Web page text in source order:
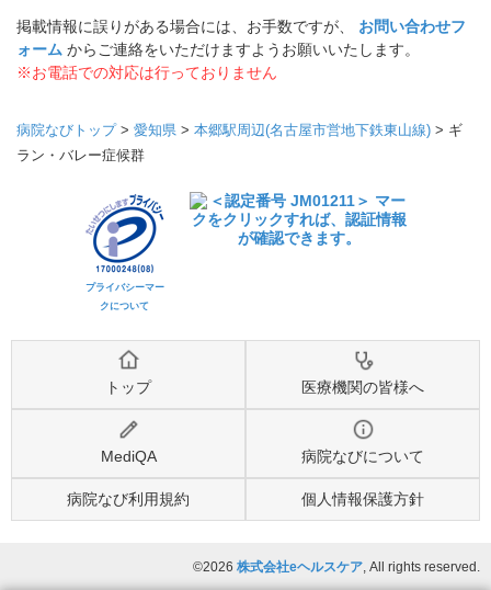
掲載情報に誤りがある場合には、お手数ですが、 お問い合わせフ
ォーム からご連絡をいただけますようお願いいたします。
※お電話での対応は行っておりません
病院なびトップ> 愛知県 > 本郷駅周辺(名古屋市営地下鉄東山線) > ギ
ラン・バレー症候群
プライバシーマー
クについて
トップ 医療機関の皆様へ
MediQA 病院なびについて
病院なび利用規約 個人情報保護方針
©2026 株式会社eヘルスケア, All rights reserved.